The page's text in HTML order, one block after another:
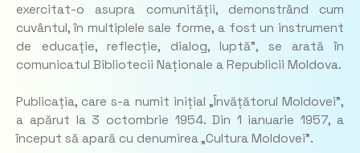
exercitat-o asupra comunității, demonstrând cum
cuvântul, în multiplele sale forme, a fost un instrument
de educație, reflecție, dialog, luptă”, se arată în
comunicatul Bibliotecii Naționale a Republicii Moldova.
Publicația, care s-a numit inițial „Învățătorul Moldovei”,
a apărut la 3 octombrie 1954. Din 1 ianuarie 1957, a
început să apară cu denumirea „Cultura Moldovei”.